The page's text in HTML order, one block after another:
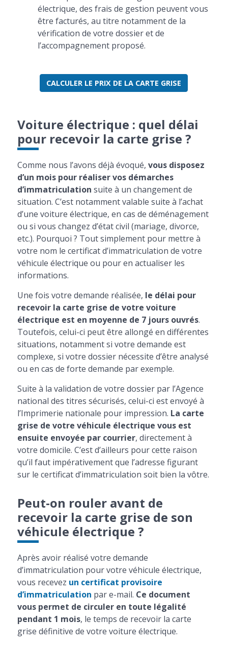
électrique, des frais de gestion peuvent vous
être facturés, au titre notamment de la
vérification de votre dossier et de
l’accompagnement proposé.
CALCULER LE PRIX DE LA CARTE GRISE
Voiture électrique : quel délai
pour recevoir la carte grise ?
Comme nous l’avons déjà évoqué, vous disposez
d’un mois pour réaliser vos démarches
d’immatriculation suite à un changement de
situation. C’est notamment valable suite à l’achat
d’une voiture électrique, en cas de déménagement
ou si vous changez d’état civil (mariage, divorce,
etc.). Pourquoi ? Tout simplement pour mettre à
votre nom le certificat d’immatriculation de votre
véhicule électrique ou pour en actualiser les
informations.
Une fois votre demande réalisée, le délai pour
recevoir la carte grise de votre voiture
électrique est en moyenne de 7 jours ouvrés.
Toutefois, celui-ci peut être allongé en différentes
situations, notamment si votre demande est
complexe, si votre dossier nécessite d’être analysé
ou en cas de forte demande par exemple.
Suite à la validation de votre dossier par l’Agence
national des titres sécurisés, celui-ci est envoyé à
l’Imprimerie nationale pour impression. La carte
grise de votre véhicule électrique vous est
ensuite envoyée par courrier, directement à
votre domicile. C’est d’ailleurs pour cette raison
qu’il faut impérativement que l’adresse figurant
sur le certificat d’immatriculation soit bien la vôtre.
Peut-on rouler avant de
recevoir la carte grise de son
véhicule électrique ?
Après avoir réalisé votre demande
d’immatriculation pour votre véhicule électrique,
vous recevez un certificat provisoire
d’immatriculation par e-mail. Ce document
vous permet de circuler en toute légalité
pendant 1 mois, le temps de recevoir la carte
grise définitive de votre voiture électrique.